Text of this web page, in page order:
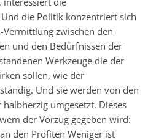
die Politik konzentriert sich
zwischen den
und den Bedürfnissen der
Werkzeuge die der
sollen, wie der
Und sie werden von den
umgesetzt. Dieses
der Vorzug gegeben wird:
den Profiten Weniger ist